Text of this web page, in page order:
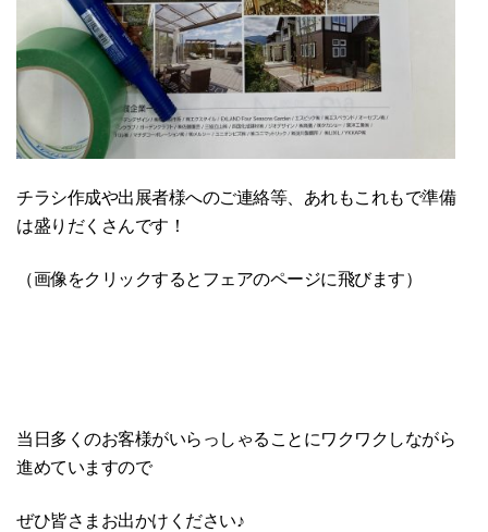
チラシ作成や出展者様へのご連絡等、あれもこれもで準備
は盛りだくさんです！
（画像をクリックするとフェアのページに飛びます）
当日多くのお客様がいらっしゃることにワクワクしながら
進めていますので
ぜひ皆さまお出かけください♪